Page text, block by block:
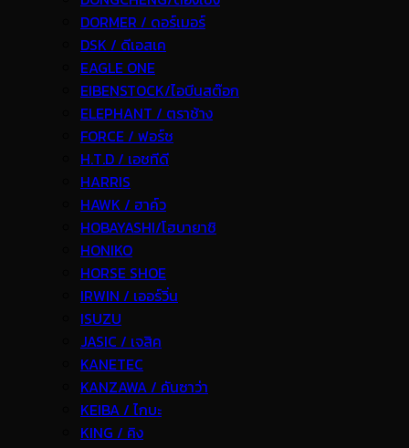
DORMER / ดอร์เมอร์
DSK / ดีเอสเค
EAGLE ONE
EIBENSTOCK/ไอบีนสต๊อก
ELEPHANT / ตราช้าง
FORCE / ฟอร์ช
H.T.D / เอชทีดี
HARRIS
HAWK / ฮาค์ว
HOBAYASHI/โฮบายาชิ
HONIKO
HORSE SHOE
IRWIN / เออร์วิ่น
ISUZU
JASIC / เจสิค
KANETEC
KANZAWA / คันซาว่า
KEIBA / ไกบะ
KING / คิง